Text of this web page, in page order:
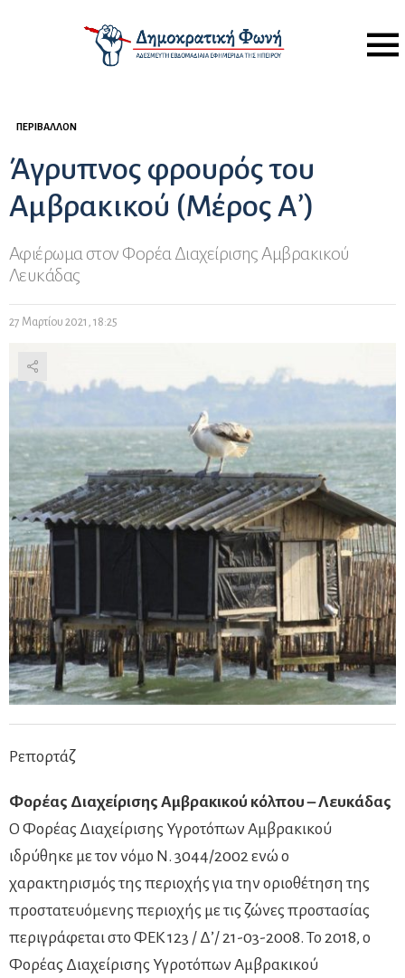
Menu
ΠΕΡΙΒΆΛΛΟΝ
Άγρυπνος φρουρός του
Αμβρακικού (Μέρος Α’)
Αφιέρωμα στον Φορέα Διαχείρισης Αμβρακικού
Λευκάδας
27 Μαρτίου 2021, 18:25
Ρεπορτάζ
Φορέας Διαχείρισης Αμβρακικού κόλπου – Λευκάδας
Ο Φορέας Διαχείρισης Υγροτόπων Αμβρακικού
ιδρύθηκε με τον νόμο Ν. 3044/2002 ενώ ο
χαρακτηρισμός της περιοχής για την οριοθέτηση της
προστατευόμενης περιοχής με τις ζώνες προστασίας
περιγράφεται στο ΦΕΚ 123 / Δ’/ 21-03-2008. Το 2018, ο
Φορέας Διαχείρισης Υγροτόπων Αμβρακικού